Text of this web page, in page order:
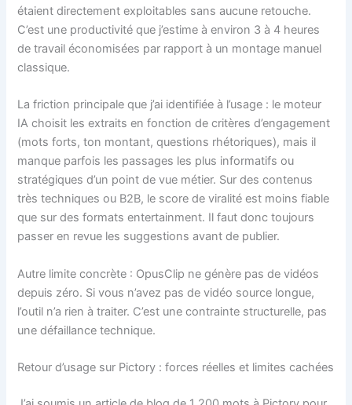
étaient directement exploitables sans aucune retouche.
C’est une productivité que j’estime à environ 3 à 4 heures
de travail économisées par rapport à un montage manuel
classique.
La friction principale que j’ai identifiée à l’usage : le moteur
IA choisit les extraits en fonction de critères d’engagement
(mots forts, ton montant, questions rhétoriques), mais il
manque parfois les passages les plus informatifs ou
stratégiques d’un point de vue métier. Sur des contenus
très techniques ou B2B, le score de viralité est moins fiable
que sur des formats entertainment. Il faut donc toujours
passer en revue les suggestions avant de publier.
Autre limite concrète : OpusClip ne génère pas de vidéos
depuis zéro. Si vous n’avez pas de vidéo source longue,
l’outil n’a rien à traiter. C’est une contrainte structurelle, pas
une défaillance technique.
Retour d’usage sur Pictory : forces réelles et limites cachées